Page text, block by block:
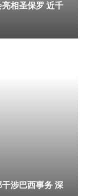
相圣保罗 近千
涉巴西事务 深